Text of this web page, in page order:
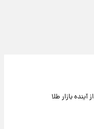
بازار طلا